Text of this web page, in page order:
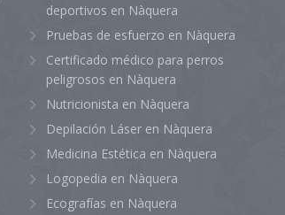
deportivos en Nàquera
Pruebas de esfuerzo en Nàquera
Certificado médico para perros
peligrosos en Nàquera
Nutricionista en Nàquera
Depilación Láser en Nàquera
Medicina Estética en Nàquera
Logopedia en Nàquera
Ecografías en Nàquera